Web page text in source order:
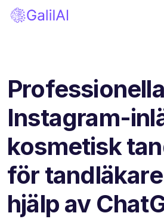
Professionella
Instagram-
kosmetisk
för
hjälp av